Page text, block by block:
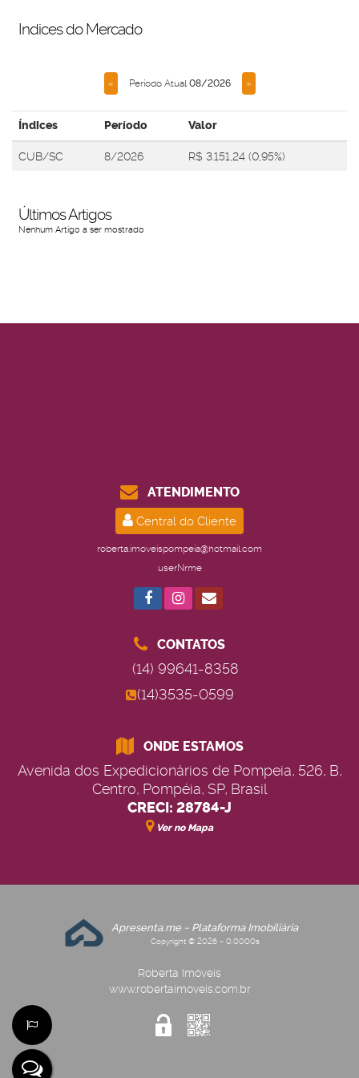
Indices do Mercado
« Período Atual 08/2026 »
Índices Período Valor
CUB/SC 8/2026 R$ 3.151,24 (0,95%)
Últimos Artigos
Nenhum Artigo a ser mostrado
ATENDIMENTO
Central do Cliente
roberta.imoveispompeia@hotmail.com
userNrme
CONTATOS
(14) 99641-8358
(14)3535-0599
ONDE ESTAMOS
Avenida dos Expedicionários de Pompeia, 526, B,
Centro, Pompéia, SP, Brasil
CRECI: 28784-J
Ver no Mapa
Apresenta.me ~ Plataforma Imobiliária
Copyright © 2026 ~ 0.0000s
Roberta Imóveis
www.robertaimoveis.com.br